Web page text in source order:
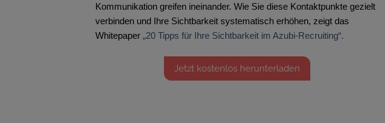
Kommunikation greifen ineinander. Wie Sie diese Kontaktpunkte gezielt
verbinden und Ihre Sichtbarkeit systematisch erhöhen, zeigt das
Whitepaper „20 Tipps für Ihre Sichtbarkeit im Azubi-Recruiting“.
Jetzt kostenlos herunterladen